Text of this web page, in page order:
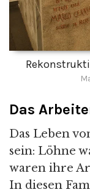
Das
Das Leben
sein: Löhne
waren ihre
In diesen